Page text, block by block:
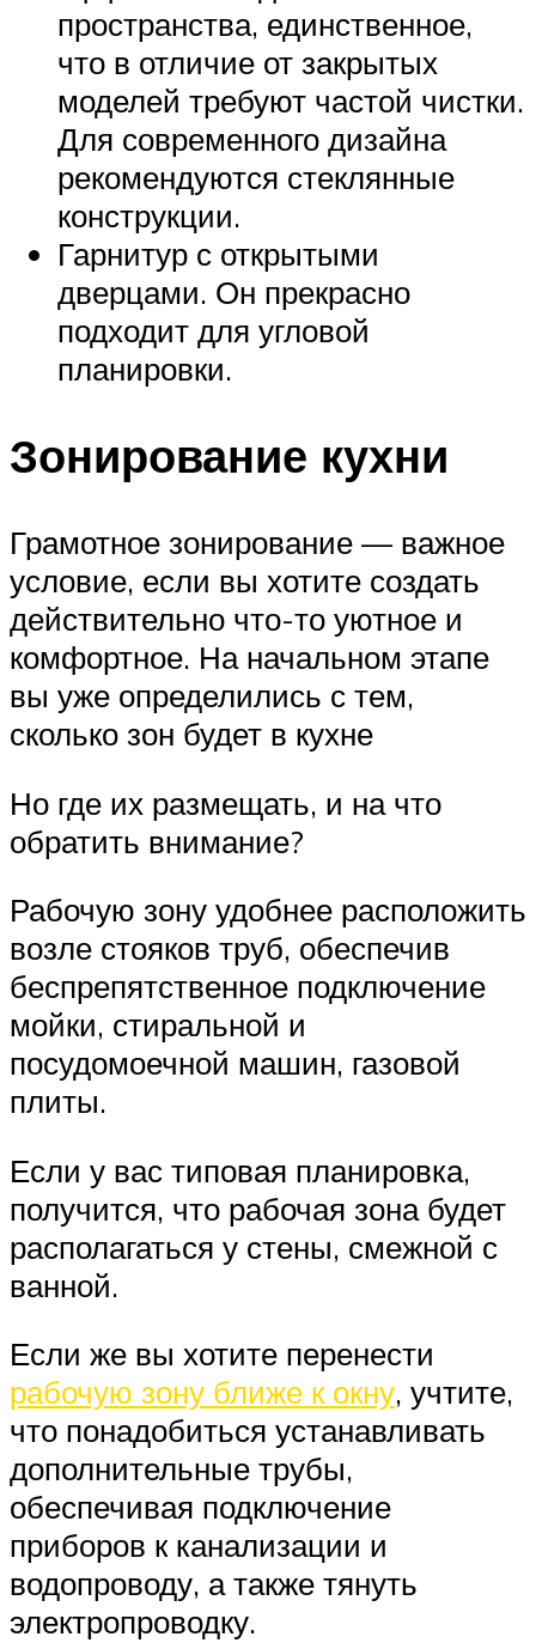
пространства, единственное,
что в отличие от закрытых
моделей требуют частой чистки.
Для современного дизайна
рекомендуются стеклянные
конструкции.
Гарнитур с открытыми
дверцами. Он прекрасно
подходит для угловой
планировки.
Зонирование кухни
Грамотное зонирование — важное
условие, если вы хотите создать
действительно что-то уютное и
комфортное. На начальном этапе
вы уже определились с тем,
сколько зон будет в кухне
Но где их размещать, и на что
обратить внимание?
Рабочую зону удобнее расположить
возле стояков труб, обеспечив
беспрепятственное подключение
мойки, стиральной и
посудомоечной машин, газовой
плиты.
Если у вас типовая планировка,
получится, что рабочая зона будет
располагаться у стены, смежной с
ванной.
Если же вы хотите перенести
рабочую зону ближе к окну, учтите,
что понадобиться устанавливать
дополнительные трубы,
обеспечивая подключение
приборов к канализации и
водопроводу, а также тянуть
электропроводку.